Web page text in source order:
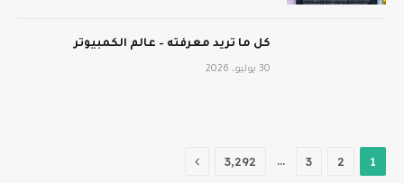
كل ما تريد معرفته – عالم الكمبيوتر
30 يوليو، 2026
1
2
3
… 3٬292 التالي